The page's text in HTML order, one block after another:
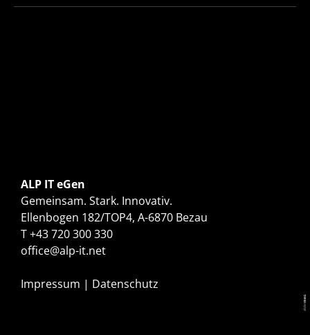
ALP IT eGen
Gemeinsam. Stark. Innovativ.
Ellenbogen 182/TOP4, A-6870 Bezau
T+43 720 300 330
office@alp-it.net
Impressum | Datenschutz